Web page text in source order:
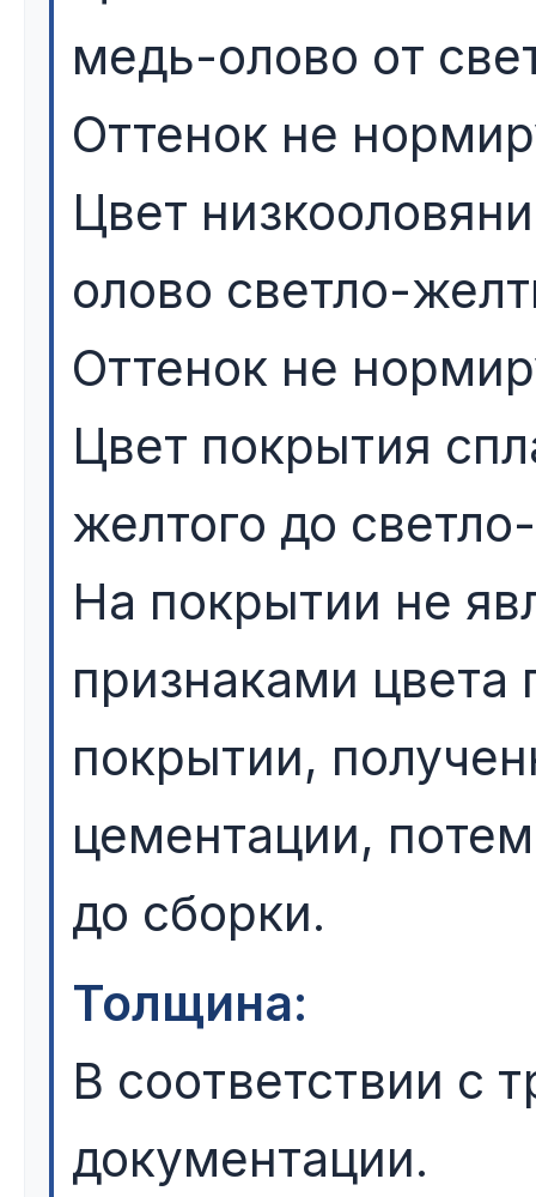
медь-олово от
Оттенок не
Цвет
олово светло-
Оттенок не
Цвет покрытия
желтого до
На покрытии не
признаками
покрытии,
цементации,
до сборки.
Толщина:
В соответствии с
документации.